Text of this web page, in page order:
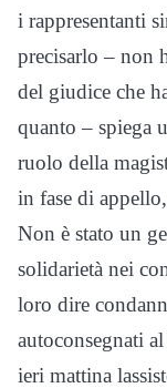
i rappresentanti
precisarlo – non
del giudice che
quanto – spiega
ruolo della
in fase di
Non è stato un
solidarietà nei
loro dire
autoconsegnati
ieri mattina